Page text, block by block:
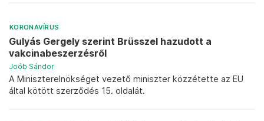
KORONAVÍRUS
Gulyás Gergely szerint Brüsszel hazudott a
vakcinabeszerzésről
Joób Sándor
A Miniszterelnökséget vezető miniszter közzétette az EU
által kötött szerződés 15. oldalát.